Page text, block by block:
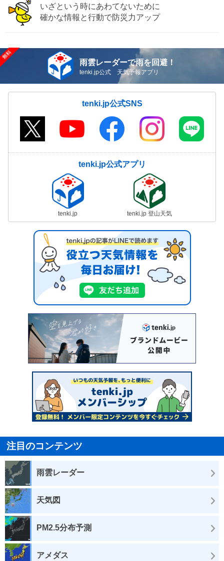
いざという時にあわてないために
確かな情報と行動で防災力アップ
雨雲レーダーで雨を回避！
tenki.jp公式 天気予報アプリ
tenki.jp公式SNS
tenki.jp公式アプリ
tenki.jp tenki.jp 登山天気
注目のコンテンツ
雨雲レーダー
天気図
PM2.5分布予測
アメダス